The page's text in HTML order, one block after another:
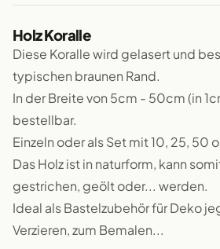
Holz Koralle
Diese Koralle wird gelasert und
typischen braunen Rand.
In der Breite von 5cm - 50cm (in
bestellbar.
Einzeln oder als Set mit 10, 25, 50
Das Holz ist in naturform, kann
gestrichen, geölt oder... werden.
Ideal als Bastelzubehör für Deko
Verzieren, zum Bemalen...